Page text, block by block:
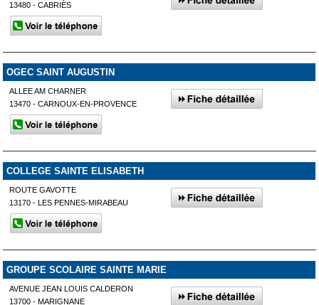
13480 - CABRIÈS
OGEC SAINT AUGUSTIN
ALLEE AM CHARNER
13470 - CARNOUX-EN-PROVENCE
COLLEGE SAINTE ELISABETH
ROUTE GAVOTTE
13170 - LES PENNES-MIRABEAU
GROUPE SCOLAIRE SAINTE MARIE
AVENUE JEAN LOUIS CALDERON
13700 - MARIGNANE